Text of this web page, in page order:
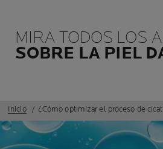
MIRA TODOS LOS
SOBRE LA PIEL
Inicio ¿Cómo optimizar el proceso de